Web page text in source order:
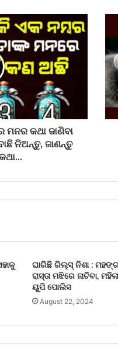
ମନର କଥା ଜାଣିବା
ନିଅନ୍ତୁ, ଜାଣନ୍ତୁ
ଘାରିଛି ରିଲ୍ସ୍ ନିଶା :
ରାସ୍ତା ମଝିରେ ନାଚିବା,
ୟୁପି ପୋଲିସ
August 22, 2024